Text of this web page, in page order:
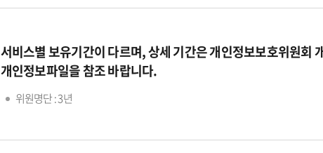
서비스별 보유기간이 다르며, 상세 기간은 개인정보보호위원회
개인정보파일을 참조 바랍니다.
위원명단 : 3년